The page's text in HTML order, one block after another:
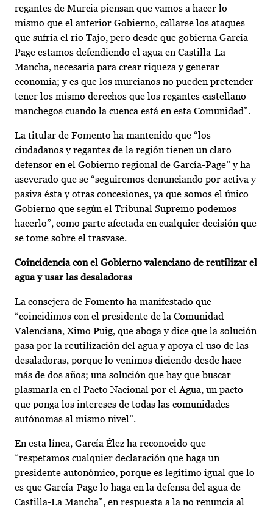
regantes de Murcia piensan que vamos a hacer lo
mismo que el anterior Gobierno, callarse los ataques
que sufría el río Tajo, pero desde que gobierna García-
Page estamos defendiendo el agua en Castilla-La
Mancha, necesaria para crear riqueza y generar
economía; y es que los murcianos no pueden pretender
tener los mismo derechos que los regantes castellano-
manchegos cuando la cuenca está en esta Comunidad”.
La titular de Fomento ha mantenido que “los
ciudadanos y regantes de la región tienen un claro
defensor en el Gobierno regional de García-Page” y ha
aseverado que se “seguiremos denunciando por activa y
pasiva ésta y otras concesiones, ya que somos el único
Gobierno que según el Tribunal Supremo podemos
hacerlo”, como parte afectada en cualquier decisión que
se tome sobre el trasvase.
Coincidencia con el Gobierno valenciano de reutilizar el
agua y usar las desaladoras
La consejera de Fomento ha manifestado que
“coincidimos con el presidente de la Comunidad
Valenciana, Ximo Puig, que aboga y dice que la solución
pasa por la reutilización del agua y apoya el uso de las
desaladoras, porque lo venimos diciendo desde hace
más de dos años; una solución que hay que buscar
plasmarla en el Pacto Nacional por el Agua, un pacto
que ponga los intereses de todas las comunidades
autónomas al mismo nivel”.
En esta línea, García Élez ha reconocido que
“respetamos cualquier declaración que haga un
presidente autonómico, porque es legítimo igual que lo
es que García-Page lo haga en la defensa del agua de
Castilla-La Mancha”, en respuesta a la no renuncia al